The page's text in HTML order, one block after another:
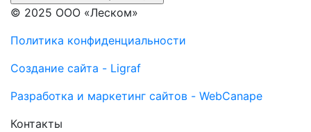
© 2025 ООО «Леском»
Политика конфиденциальности
Создание сайта - Ligraf
Разработка и маркетинг сайтов - WebCanape
Контакты